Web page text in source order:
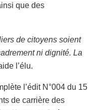
que des
de citoyens soient
ni dignité. La
l’élu.
l’édit N°004 du 15
de carrière des